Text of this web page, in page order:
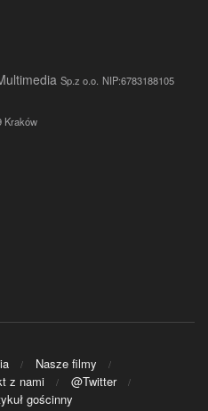
Sp.z o.o. NIP:6783188105
Kraków
Nasze filmy
z nami
@Twitter
gościnny